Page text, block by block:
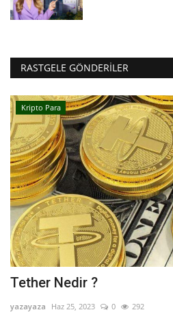
RASTGELE GÖNDERILER
Kripto Para
Tether Nedir ?
yazayaza Haz 25, 2023 0 292